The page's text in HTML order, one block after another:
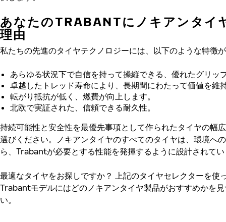
あなたのTRABANTにノキアンタイ
理由
私たちの先進のタイヤテクノロジーには、以下のような特徴
あらゆる状況下で自信を持って操縦できる、優れたグリッ
卓越したトレッド寿命により、長期間にわたって価値を維
転がり抵抗が低く、燃費が向上します。
北欧で実証された、信頼できる耐久性。
持続可能性と安全性を最優先事項として作られたタイヤの幅
選びください。ノキアンタイヤのすべてのタイヤは、環境へ
ら、Trabantが必要とする性能を発揮するように設計されて
最適なタイヤをお探しですか？
上記のタイヤセレクターを使
Trabantモデルにはどのノキアンタイヤ製品がおすすめかを
い。